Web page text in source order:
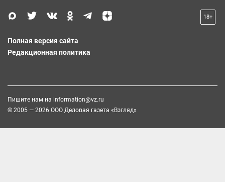
18+
Полная версия сайта
Редакционная политика
Пишите нам на information@vz.ru
© 2005 — 2026 ООО Деловая газета «Взгляд»